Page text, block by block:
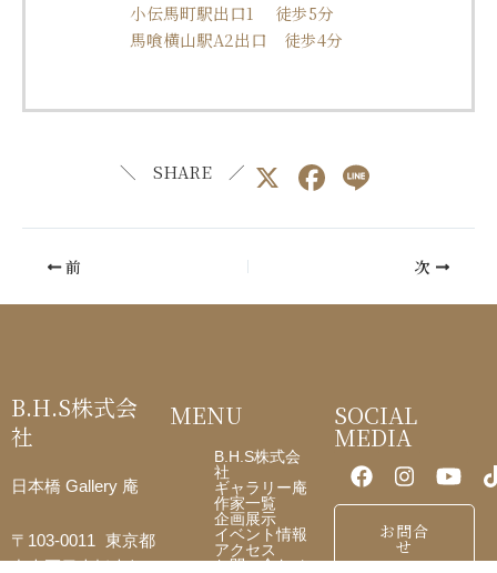
小伝馬町駅出口1 徒歩5分
馬喰横山駅A2出口 徒歩4分
＼ SHARE ／ X F
a
b
k
n
前 次
B.H.S株式会
社
日本橋 Gallery 庵
〒103-0011 東京都
MENU
B.H.S株式会
社
ギャラリー庵
作家一覧
企画展示
イベント情報
アクセス
お問い合わせ
SOCIAL
MEDIA
お問合
せ